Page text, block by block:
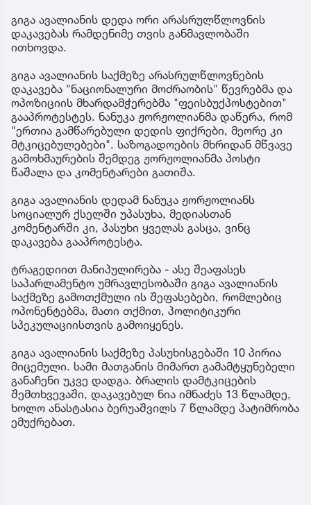
გიგა ავალიანის დედა ორი არასრულწლოვნის
დაკავებას რამდენიმე თვის განმავლობაში
ითხოვდა.
გიგა ავალიანის საქმეზე არასრულწლოვნების
დაკავება "ნაციონალური მოძრაობის" წევრებმა და
ოპოზიციის მხარდამჭერებმა "ფეისბუქპოსტებით"
გააპროტესტეს. ნანუკა ჟორჟოლიანმა დაწერა, რომ
"ერთია გამწარებული დედის ფიქრები, მეორე კი
მტკიცებულებები". საზოგადოების მხრიდან მწვავე
გამოხმაურების შემდეგ ჟორჟოლიანმა პოსტი
წაშალა და კომენტარები გათიშა.
გიგა ავალიანის დედამ ნანუკა ჟორჟოლიანს
სოციალურ ქსელში უპასუხა, მედიასთან
კომენტარში კი, პასუხი ყველას გასცა, ვინც
დაკავება გააპროტესტა.
ტრაგედიით მანიპულირება - ასე შეაფასეს
საპარლამენტო უმრავლესობაში გიგა ავალიანის
საქმეზე გამოთქმული ის შეფასებები, რომლებიც
ოპონენტებმა, მათი თქმით, პოლიტიკური
სპეკულაციისთვის გამოიყენეს.
გიგა ავალიანის საქმეზე პასუხისგებაში 10 პირია
მიცემული. სამი მათგანის მიმართ გამამტყუნებელი
განაჩენი უკვე დადგა. ბრალის დამტკიცების
შემთხვევაში, დაკავებულ ნია იმნაძეს 13 წლამდე,
ხოლო ანასტასია ბერუაშვილს 7 წლამდე პატიმრობა
ემუქრებათ.